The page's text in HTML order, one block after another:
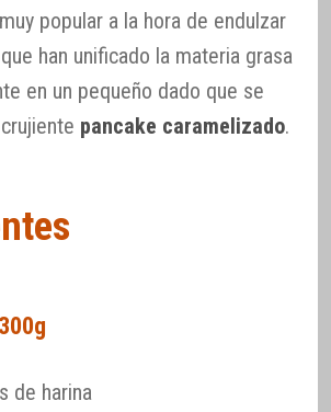
popular a la hora de endulzar
han unificado la materia grasa
en un pequeño dado que se
pancake caramelizado.
de harina